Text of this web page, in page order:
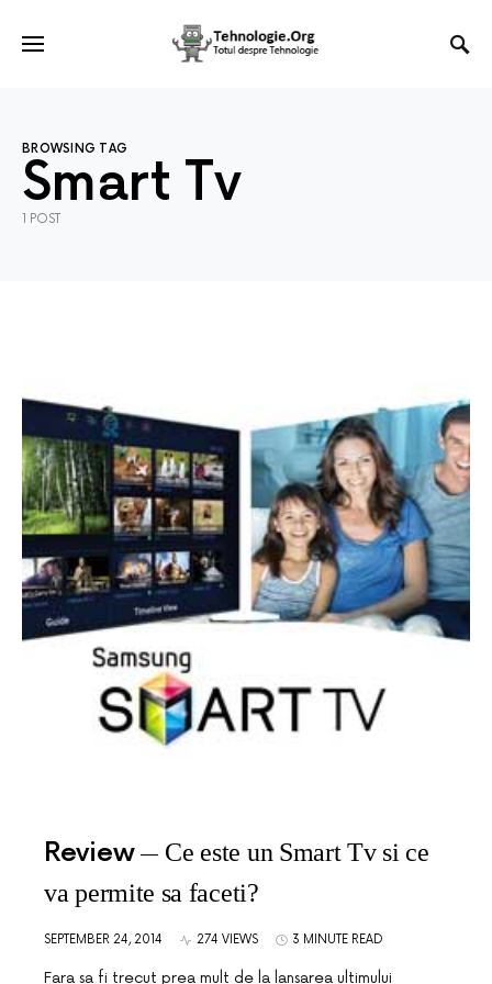
BROWSING TAG
Smart Tv
1 POST
Review
Ce este un Smart Tv si ce
va permite sa faceti?
SEPTEMBER 24, 2014 274 VIEWS 3 MINUTE READ
Fara sa fi trecut prea mult de la lansarea ultimului